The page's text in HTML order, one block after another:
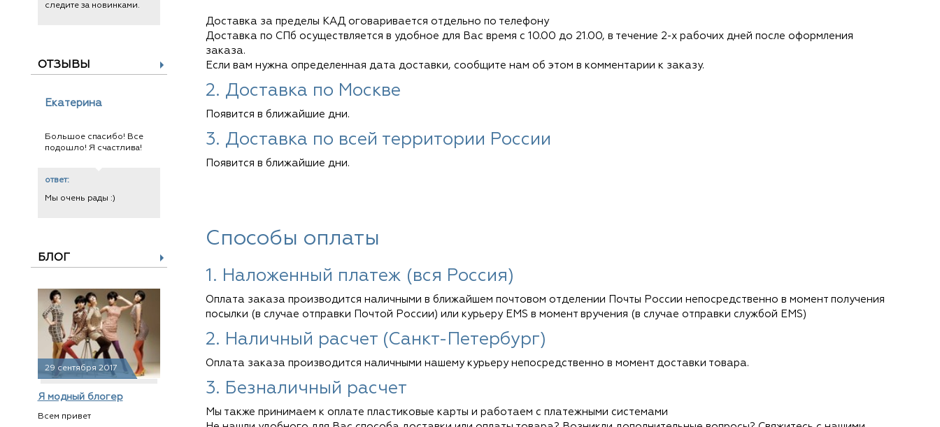
следите за новинками.
ОТЗЫВЫ
Екатерина
Большое спасибо! Все
подошло! Я счастлива!
ответ:
Мы очень рады :)
БЛОГ
29 сентября 2017
Я модный блогер
Всем привет
Доставка за пределы КАД оговаривается отдельно по телефону
Доставка по СПб осуществляется в удобное для Вас время с 10.00 до 21.00, в течение 2-х рабочих дней после оформления
заказа.
Если вам нужна определенная дата доставки, сообщите нам об этом в комментарии к заказу.
2. Доставка по Москве
Появится в ближайшие дни.
3. Доставка по всей территории России
Появится в ближайшие дни.
Способы оплаты
1. Наложенный платеж (вся Россия)
Оплата заказа производится наличными в ближайшем почтовом отделении Почты России непосредственно в момент получения
посылки (в случае отправки Почтой России) или курьеру EMS в момент вручения (в случае отправки службой EMS)
2. Наличный расчет (Санкт-Петербург)
Оплата заказа производится наличными нашему курьеру непосредственно в момент доставки товара.
3. Безналичный расчет
Мы также принимаем к оплате пластиковые карты и работаем с платежными системами